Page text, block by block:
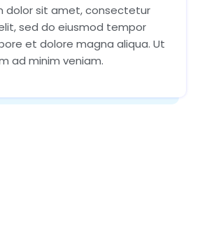
dolor sit amet, consectetur
sed do eiusmod tempor
et dolore magna aliqua. Ut
ad minim veniam.